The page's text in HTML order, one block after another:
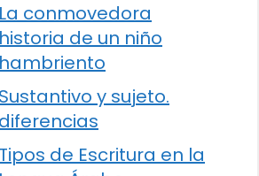
La conmovedora
historia de un niño
hambriento
Sustantivo y sujeto.
diferencias
Tipos de Escritura en la